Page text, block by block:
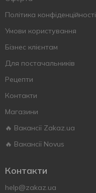
Політика конфіденційності
Умови користування
Бізнес клієнтам
Для постачальників
Рецепти
Контакти
Магазини
🔥 Вакансії Zakaz.ua
🔥 Вакансії Novus
Контакти
help@zakaz.ua